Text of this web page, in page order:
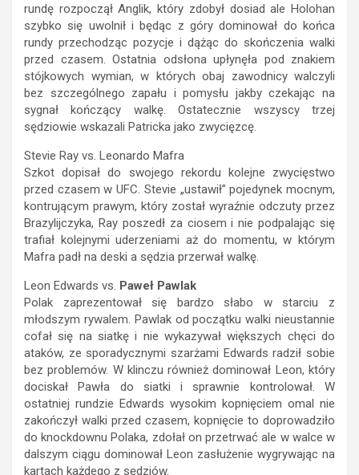
rundę rozpoczął Anglik, który zdobył dosiad ale Holohan
szybko się uwolnił i będąc z góry dominował do końca
rundy przechodząc pozycje i dążąc do skończenia walki
przed czasem. Ostatnia odsłona upłynęła pod znakiem
stójkowych wymian, w których obaj zawodnicy walczyli
bez szczególnego zapału i pomysłu jakby czekając na
sygnał kończący walkę. Ostatecznie wszyscy trzej
sędziowie wskazali Patricka jako zwycięzcę.
Stevie Ray vs. Leonardo Mafra
Szkot dopisał do swojego rekordu kolejne zwycięstwo
przed czasem w UFC. Stevie „ustawił” pojedynek mocnym,
kontrującym prawym, który został wyraźnie odczuty przez
Brazylijczyka, Ray poszedł za ciosem i nie podpalając się
trafiał kolejnymi uderzeniami aż do momentu, w którym
Mafra padł na deski a sędzia przerwał walkę.
Leon Edwards vs. Paweł Pawlak
Polak zaprezentował się bardzo słabo w starciu z
młodszym rywalem. Pawlak od początku walki nieustannie
cofał się na siatkę i nie wykazywał większych chęci do
ataków, ze sporadycznymi szarżami Edwards radził sobie
bez problemów. W klinczu również dominował Leon, który
dociskał Pawła do siatki i sprawnie kontrolował. W
ostatniej rundzie Edwards wysokim kopnięciem omal nie
zakończył walki przed czasem, kopnięcie to doprowadziło
do knockdownu Polaka, zdołał on przetrwać ale w walce w
dalszym ciągu dominował Leon zasłużenie wygrywając na
kartach każdego z sędziów.